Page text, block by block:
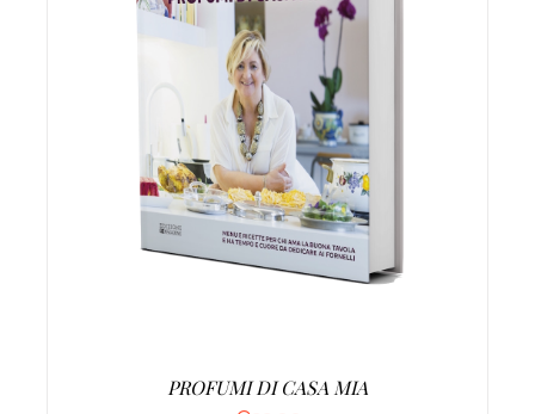
AGGIUNGI AL CARRELLO / DETTAGLI
PROFUMI DI CASA MIA